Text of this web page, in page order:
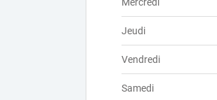
Jeudi
Vendredi
Samedi